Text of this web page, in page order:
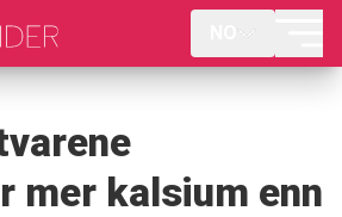
mer kalsium enn